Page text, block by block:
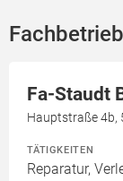
Fa-Staudt
Hauptstraße 4b,
TÄTIGKEITEN
Reparatur,